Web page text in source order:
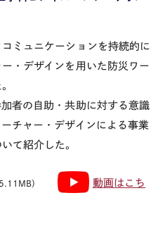
ミュニケーションを持続的に
・デザインを用いた防災ワー
者の自助・共助に対する意識
チャー・デザインによる事業
て紹介した。
）
動画はこち